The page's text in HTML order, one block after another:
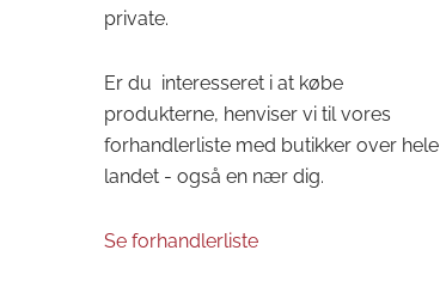
private.
Er du interesseret i at købe
produkterne, henviser vi til vores
forhandlerliste med butikker over hele
landet - også en nær dig.
Se forhandlerliste